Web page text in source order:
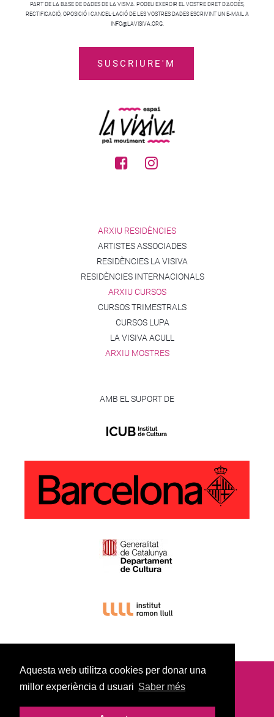
Aquesta web utilitza cookies per donar una
millor experiència d usuari Saber més
PART DE LA BASE DE DADES DE LA VISIVA. PODEU EXERCIR EL VOSTRE DRET D’ACCÉS,
RECTIFICACIÓ, OPOSICIÓ I CANCEL·LACIÓ DE LES VOSTRES DADES ESCRIVINT UN E-MAIL A
INFO@LAVISIVA.ORG.
ARXIU RESIDÈNCIES
ARTISTES ASSOCIADES
RESIDÈNCIES LA VISIVA
RESIDÈNCIES INTERNACIONALS
ARXIU CURSOS
CURSOS TRIMESTRALS
CURSOS LUPA
LA VISIVA ACULL
ARXIU MOSTRES
AMB EL SUPORT DE
© Copyright 2022